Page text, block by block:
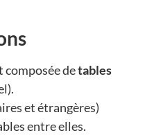
composée detables
et étrangères)
entre elles.